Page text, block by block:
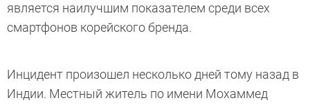
является наилучшим показателем среди всех
смартфонов корейского бренда.
Инцидент произошел несколько дней тому назад в
Индии. Местный житель по имени Мохаммед